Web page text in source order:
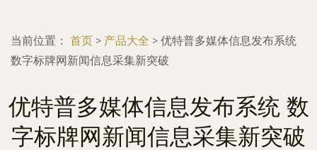
当前位置： 首页 > 产品大全 > 优特普多媒体信息发布系统
数字标牌网新闻信息采集新突破
优特普多媒体信息发布系统 数
字标牌网新闻信息采集新突破